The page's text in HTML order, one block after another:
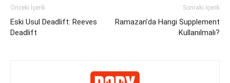
Önceki İçerik
Eski Usul Deadlift: Reeves
Deadlift
Sonraki İçerik
Ramazan’da Hangi Supplement
Kullanılmalı?